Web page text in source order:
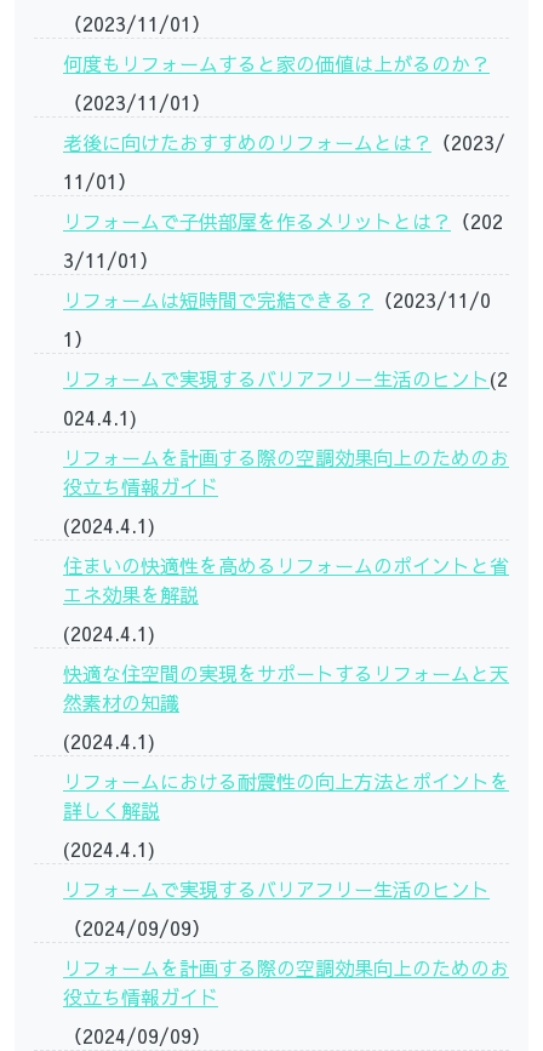
（2023/11/01）
何度もリフォームすると家の価値は上がるのか？
（2023/11/01）
老後に向けたおすすめのリフォームとは？ （2023/
11/01）
リフォームで子供部屋を作るメリットとは？ （202
3/11/01）
リフォームは短時間で完結できる？ （2023/11/0
1）
リフォームで実現するバリアフリー生活のヒント(2
024.4.1)
リフォームを計画する際の空調効果向上のためのお
役立ち情報ガイド
(2024.4.1)
住まいの快適性を高めるリフォームのポイントと省
エネ効果を解説
(2024.4.1)
快適な住空間の実現をサポートするリフォームと天
然素材の知識
(2024.4.1)
リフォームにおける耐震性の向上方法とポイントを
詳しく解説
(2024.4.1)
リフォームで実現するバリアフリー生活のヒント
（2024/09/09）
リフォームを計画する際の空調効果向上のためのお
役立ち情報ガイド
（2024/09/09）